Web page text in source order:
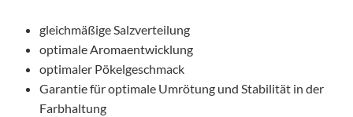
gleichmäßige Salzverteilung
optimale Aromaentwicklung
optimaler Pökelgeschmack
Garantie für optimale Umrötung und Stabilität in der
Farbhaltung